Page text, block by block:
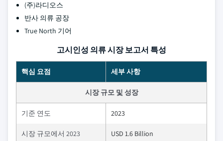
(주)라디오스
반사 의류 공장
True North 기어
고시인성 의류 시장 보고서 특성
핵심 요점 세부 사항
시장 규모 및 성장
기준 연도 2023
시장 규모에서 2023 USD 1.6 Billion